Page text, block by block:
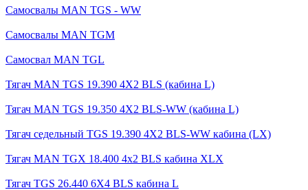
Самосвалы MAN TGS - WW
Самосвалы MAN TGM
Самосвал MAN TGL
Тягач MAN TGS 19.390 4X2 BLS (кабина L)
Тягач MAN TGS 19.350 4X2 BLS-WW (кабина L)
Тягач седельный TGS 19.390 4X2 BLS-WW кабина (LX)
Тягач MAN TGX 18.400 4x2 BLS кабина XLX
Тягач TGS 26.440 6X4 BLS кабина L